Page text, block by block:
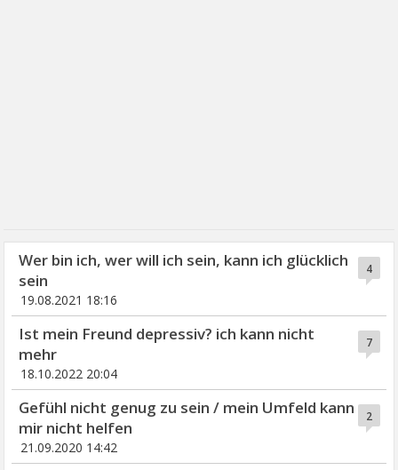
4
Wer bin ich, wer will ich sein, kann ich glücklich
sein
19.08.2021 18:16
7
Ist mein Freund depressiv? ich kann nicht
mehr
18.10.2022 20:04
2
Gefühl nicht genug zu sein / mein Umfeld kann
mir nicht helfen
21.09.2020 14:42